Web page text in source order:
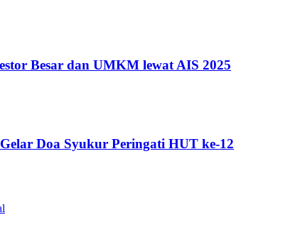
Besar dan UMKM lewat AIS 2025
Doa Syukur Peringati HUT ke-12